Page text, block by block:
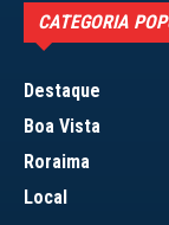
CATEGORIA
Destaque
Boa Vista
Roraima
Local